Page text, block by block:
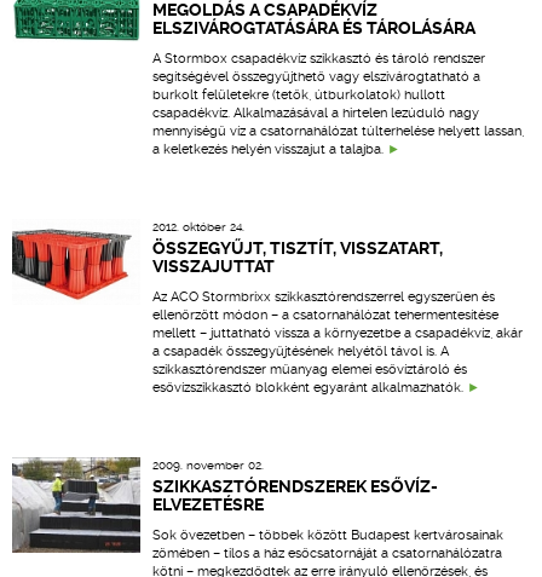
MEGOLDÁS A CSAPADÉKVÍZ
ELSZIVÁROGTATÁSÁRA ÉS TÁROLÁSÁRA
A Stormbox csapadékvíz szikkasztó és tároló rendszer
segítségével összegyűjthető vagy elszivárogtatható a
burkolt felületekre (tetők, útburkolatok) hullott
csapadékvíz. Alkalmazásával a hirtelen lezúduló nagy
mennyiségű víz a csatornahálózat túlterhelése helyett lassan,
a keletkezés helyén visszajut a talajba.
2012. október 24.
ÖSSZEGYŰJT, TISZTÍT, VISSZATART,
VISSZAJUTTAT
Az ACO Stormbrixx szikkasztórendszerrel egyszerűen és
ellenőrzött módon – a csatornahálózat tehermentesítése
mellett – juttatható vissza a környezetbe a csapadékvíz, akár
a csapadék összegyűjtésének helyétől távol is. A
szikkasztórendszer műanyag elemei esővíztároló és
esővízszikkasztó blokként egyaránt alkalmazhatók.
2009. november 02.
SZIKKASZTÓRENDSZEREK ESŐVÍZ-
ELVEZETÉSRE
Sok övezetben – többek között Budapest kertvárosainak
zömében – tilos a ház esőcsatornáját a csatornahálózatra
kötni – megkezdődtek az erre irányuló ellenőrzések, és